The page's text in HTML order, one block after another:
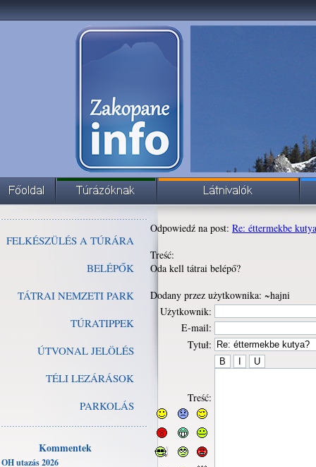
FELKÉSZÜLÉS A TÚRÁRA
BELÉPŐK
TÁTRAI NEMZETI PARK
TÚRATIPPEK
ÚTVONAL JELÖLÉS
TÉLI LEZÁRÁSOK
PARKOLÁS
Kommentek
OH utazás 2026
Odpowiedź na post: Re: éttermekbe
Treść:
Oda kell tátrai belépő?
Dodany przez użytkownika: ~hajni
Użytkownik:
E-mail:
Tytuł:
Treść: